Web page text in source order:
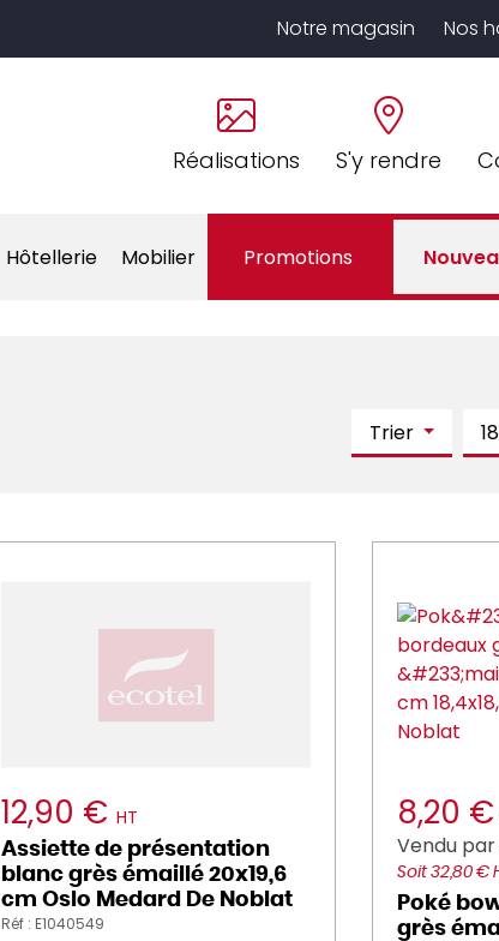
Réalisations S'y rendre
Notre magasin Nos
Hôtellerie Mobilier Promotions
Trier
12,90 € HT
Assiette de présentation
blanc grès émaillé 20x19,6
cm Oslo Medard De Noblat
Réf : E1040549
8,20 €
Vendu
Soit 32,80 €
Poké
grès